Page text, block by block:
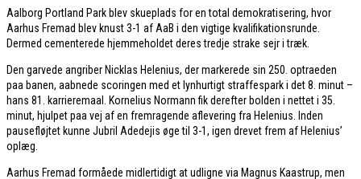
Aalborg Portland Park blev skueplads for en total demokratisering, hvor
Aarhus Fremad blev knust 3-1 af AaB i den vigtige kvalifikationsrunde.
Dermed cementerede hjemmeholdet deres tredje strake sejr i træk.
Den garvede angriber Nicklas Helenius, der markerede sin 250. optraeden
paa banen, aabnede scoringen med et lynhurtigt straffespark i det 8. minut –
hans 81. karrieremaal. Kornelius Normann fik derefter bolden i nettet i 35.
minut, hjulpet paa vej af en fremragende aflevering fra Helenius. Inden
pausefløjtet kunne Jubril Adedejis øge til 3-1, igen drevet frem af Helenius’
oplæg.
Aarhus Fremad formåede midlertidigt at udligne via Magnus Kaastrup, men